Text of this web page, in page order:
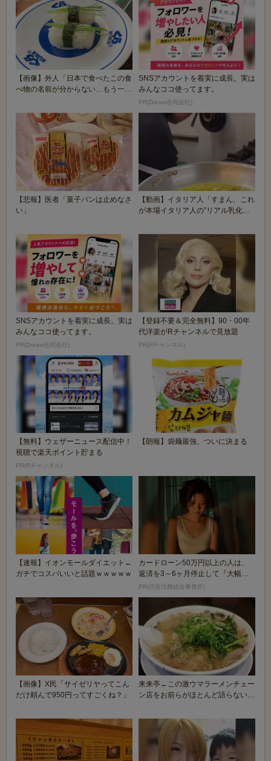
【画像】外人「日本で食べたこの食
べ物の名前が分からない…もう一度
SNSアカウントを着実に成長。実は
みんなココ使ってます。
PR(Dreaw合同会社)
【悲報】医者「菓子パンは止めなさ
い」
【動画】イタリア人「すまん、これ
が本場イタリア人の”リアル乳化ペ
SNSアカウントを着実に成長。実は
みんなココ使ってます。
PR(Dreaw合同会社)
【登録不要＆完全無料】90・00年
代洋楽がRチャンネルで見放題
PR(Rチャンネル)
【無料】ウェザーニュース配信中！
視聴で楽天ポイント貯まる
PR(Rチャンネル)
【朗報】袋麺最強、ついに決まる
【速報】イオンモールダイエット←
ガチでコスパいいと話題ｗｗｗｗｗ
カードローン50万円以上の人は、
返済を3～6ヶ月停止して『大幅に
減額してから返済...
PR(渋谷法務総合事務所)
【画像】X民「サイゼリヤってこん
だけ頼んで950円ってすごくね？」
来来亭←この激ウマラーメンチェー
ン店をお前らがほとんど語らない理